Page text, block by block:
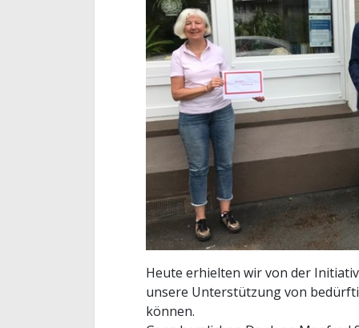
Heute erhielten wir von der
unsere Unterstützung von
können.